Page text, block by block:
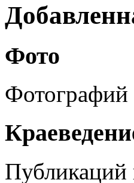
Фото
Фотографий
Публикаций